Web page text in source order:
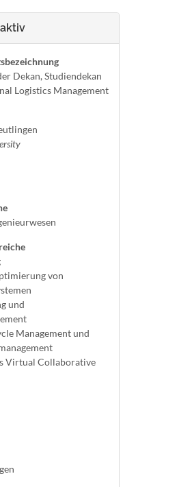
Dekan, Studiendekan
Logistics Management
von
und
Management und
Virtual Collaborative